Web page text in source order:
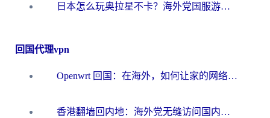
日本怎么玩奥拉星不卡？海外党国服游戏加速器选择全攻略
回国代理vpn
Openwrt 回国：在海外，如何让家的网络触手可及
香港翻墙回内地：海外党无缝访问国内资源的加速器选择全攻略